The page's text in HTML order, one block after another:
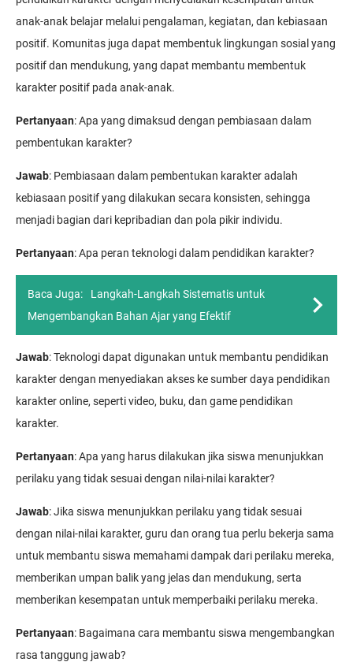
anak-anak belajar melalui pengalaman, kegiatan, dan kebiasaan
positif. Komunitas juga dapat membentuk lingkungan sosial yang
positif dan mendukung, yang dapat membantu membentuk
karakter positif pada anak-anak.
Pertanyaan: Apa yang dimaksud dengan pembiasaan dalam
pembentukan karakter?
Jawab: Pembiasaan dalam pembentukan karakter adalah
kebiasaan positif yang dilakukan secara konsisten, sehingga
menjadi bagian dari kepribadian dan pola pikir individu.
Pertanyaan: Apa peran teknologi dalam pendidikan karakter?
Baca Juga:
Langkah-Langkah Sistematis untuk
Mengembangkan Bahan Ajar yang Efektif
Jawab: Teknologi dapat digunakan untuk membantu pendidikan
karakter dengan menyediakan akses ke sumber daya pendidikan
karakter online, seperti video, buku, dan game pendidikan
karakter.
Pertanyaan: Apa yang harus dilakukan jika siswa menunjukkan
perilaku yang tidak sesuai dengan nilai-nilai karakter?
Jawab: Jika siswa menunjukkan perilaku yang tidak sesuai
dengan nilai-nilai karakter, guru dan orang tua perlu bekerja sama
untuk membantu siswa memahami dampak dari perilaku mereka,
memberikan umpan balik yang jelas dan mendukung, serta
memberikan kesempatan untuk memperbaiki perilaku mereka.
Pertanyaan: Bagaimana cara membantu siswa mengembangkan
rasa tanggung jawab?